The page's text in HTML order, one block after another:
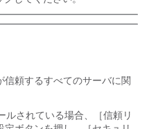
信頼するすべてのサーバに関
されている場合、
［信頼リ